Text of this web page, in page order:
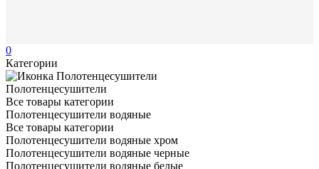
0
Категории
Полотенцесушители
Все товары категории
Полотенцесушители водяные
Все товары категории
Полотенцесушители водяные хром
Полотенцесушители водяные черные
Полотенцесушители водяные белые